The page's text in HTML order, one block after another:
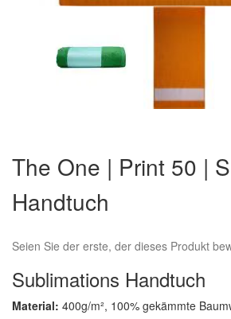
der
Bildergalerie
springen
The One | Print 50 |
Handtuch
Seien Sie der erste, der dieses Produkt
Sublimations Handtuch
Material: 400g/m², 100% gekämmte